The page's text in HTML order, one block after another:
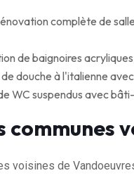
complète de
de baignoires
douche à l'italienne
WC suspendus avec
communes
voisines de